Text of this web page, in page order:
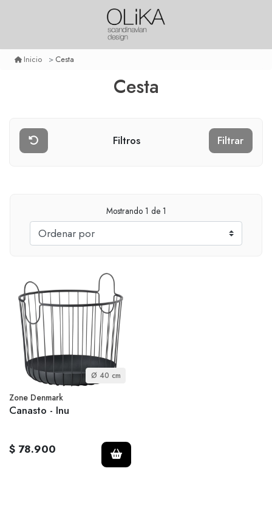
Inicio Cesta
Cesta
Filtros Filtrar
Mostrando 1 de 1
Ø 40 cm
Zone Denmark
Canasto - Inu
$ 78.900